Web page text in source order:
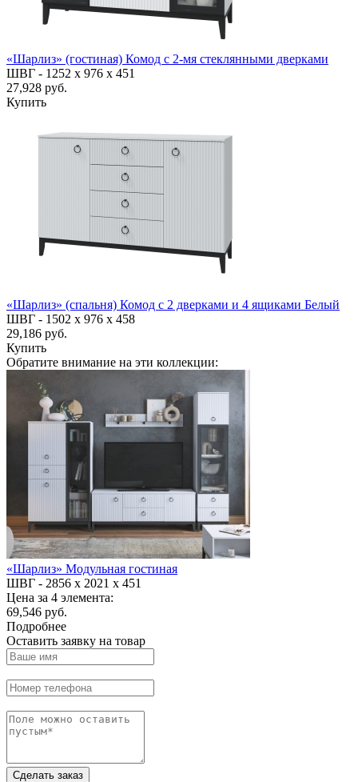
«Шарлиз» (гостиная) Комод с 2-мя стеклянными дверками
ШВГ - 1252 х 976 х 451
27,928 руб.
Купить
«Шарлиз» (спальня) Комод с 2 дверками и 4 ящиками Белый
ШВГ - 1502 х 976 х 458
29,186 руб.
Купить
Обратите внимание на эти коллекции:
«Шарлиз» Модульная гостиная
ШВГ - 2856 х 2021 х 451
Цена за 4 элемента:
69,546 руб.
Подробнее
Оставить заявку на товар
Сделать заказ